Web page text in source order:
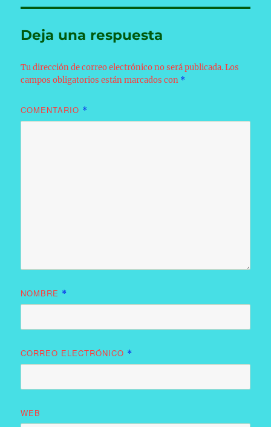
Deja una respuesta
Tu dirección de correo electrónico no será publicada. Los
campos obligatorios están marcados con *
COMENTARIO *
NOMBRE *
CORREO ELECTRÓNICO *
WEB